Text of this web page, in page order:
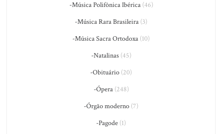
-Música Polifônica Ibérica(46)
-Música Rara Brasileira (3)
-Música Sacra Ortodoxa (10)
-Natalinas(45)
-Obituário (20)
-Ópera(248)
-Órgão moderno (7)
-Pagode (1)